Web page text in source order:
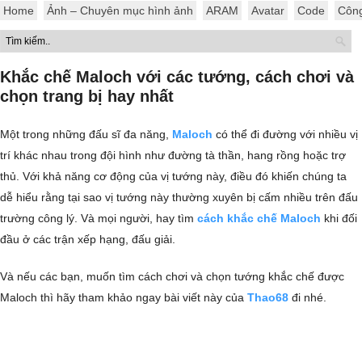
Home Ảnh – Chuyên mục hình ảnh ARAM Avatar Code
Khắc chế Maloch với các tướng, cách chơi và
chọn trang bị hay nhất
Một trong những đấu sĩ đa năng, Maloch có thể đi đường với nhiều vị
trí khác nhau trong đội hình như đường tà thần, hang rồng hoặc trợ
thủ. Với khả năng cơ động của vị tướng này, điều đó khiến chúng ta
dễ hiểu rằng tại sao vị tướng này thường xuyên bị cấm nhiều trên đấu
trường công lý. Và mọi người, hay tìm cách khắc chế Maloch khi đối
đầu ở các trận xếp hạng, đấu giải.
Và nếu các bạn, muốn tìm cách chơi và chọn tướng khắc chế được
Maloch thì hãy tham khảo ngay bài viết này của Thao68 đi nhé.